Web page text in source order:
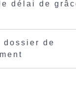
délai de
dossier de